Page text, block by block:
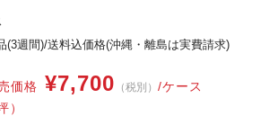
(3週間)/送料込価格(沖縄・離島は実費請求)
価格 ¥7,700 （税別） /ケース
）